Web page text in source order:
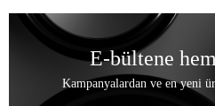
E-bültene
Kampanyalardan ve en yeni